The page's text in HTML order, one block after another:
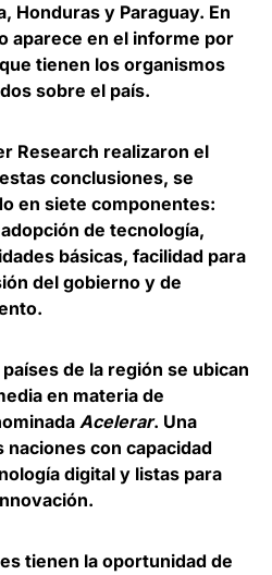
Honduras y Paraguay. En
aparece en el informe por
tienen los organismos
sobre el país.
Research realizaron el
conclusiones, se
en siete componentes:
de tecnología,
básicas, facilidad para
del gobierno y de
de la región se ubican
en materia de
Acelerar. Una
con capacidad
digital y listas para
tienen la oportunidad de